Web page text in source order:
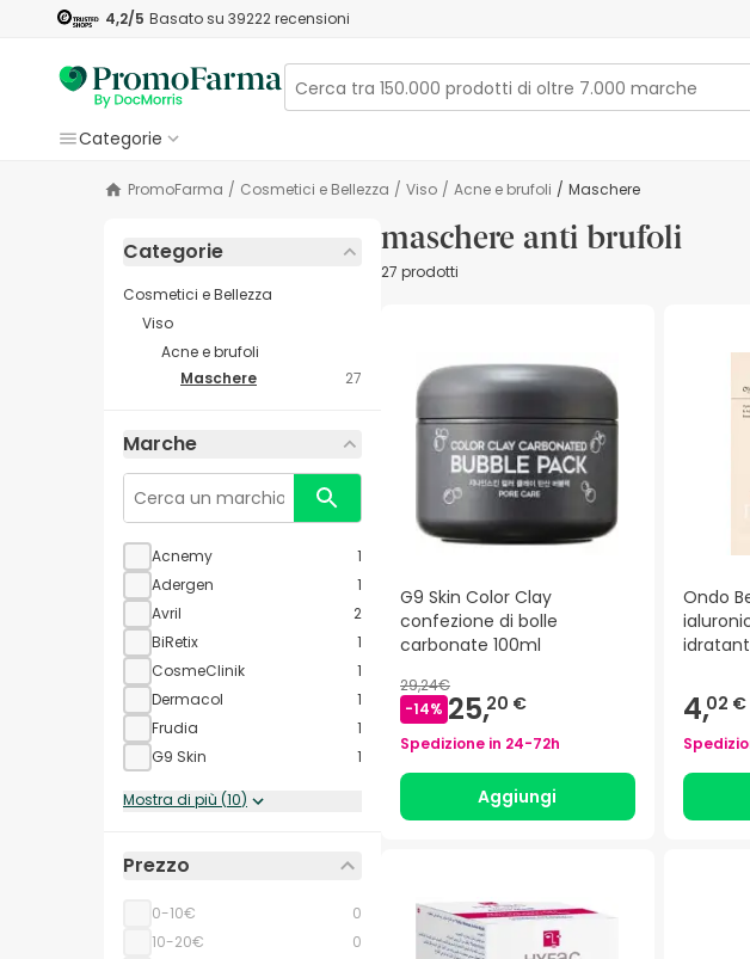
4,2/5 Basato su 39222recensioni
Categorie
PromoFarma / Cosmetici e Bellezza / Viso / Acne e brufoli / Maschere
Categorie
Cosmetici e Bellezza
Viso
Acne e brufoli
Maschere
27
Marche
Acnemy
1
Adergen
1
Avril
2
BiRetix
1
CosmeClinik
1
Dermacol
1
Frudia
1
G9 Skin
1
Mostra di più (10)
Prezzo
0-10€
0
10-20€
0
maschere anti brufoli
27 prodotti
G9 Skin Color Clay
confezione di bolle
carbonate 100ml
29,24€
-14% 25,20 €
Spedizione in 24-72h
Aggiungi
Ondo
4,02 €